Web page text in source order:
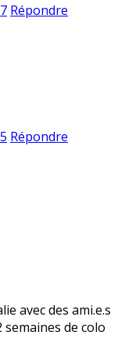
Répondre
Répondre
avec des ami.e.s
de colo